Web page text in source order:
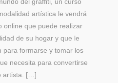
artística le vendrá
online que puede realizar
de su hogar y que le
para formarse y tomar los
necesita para convertirse
artista. […]